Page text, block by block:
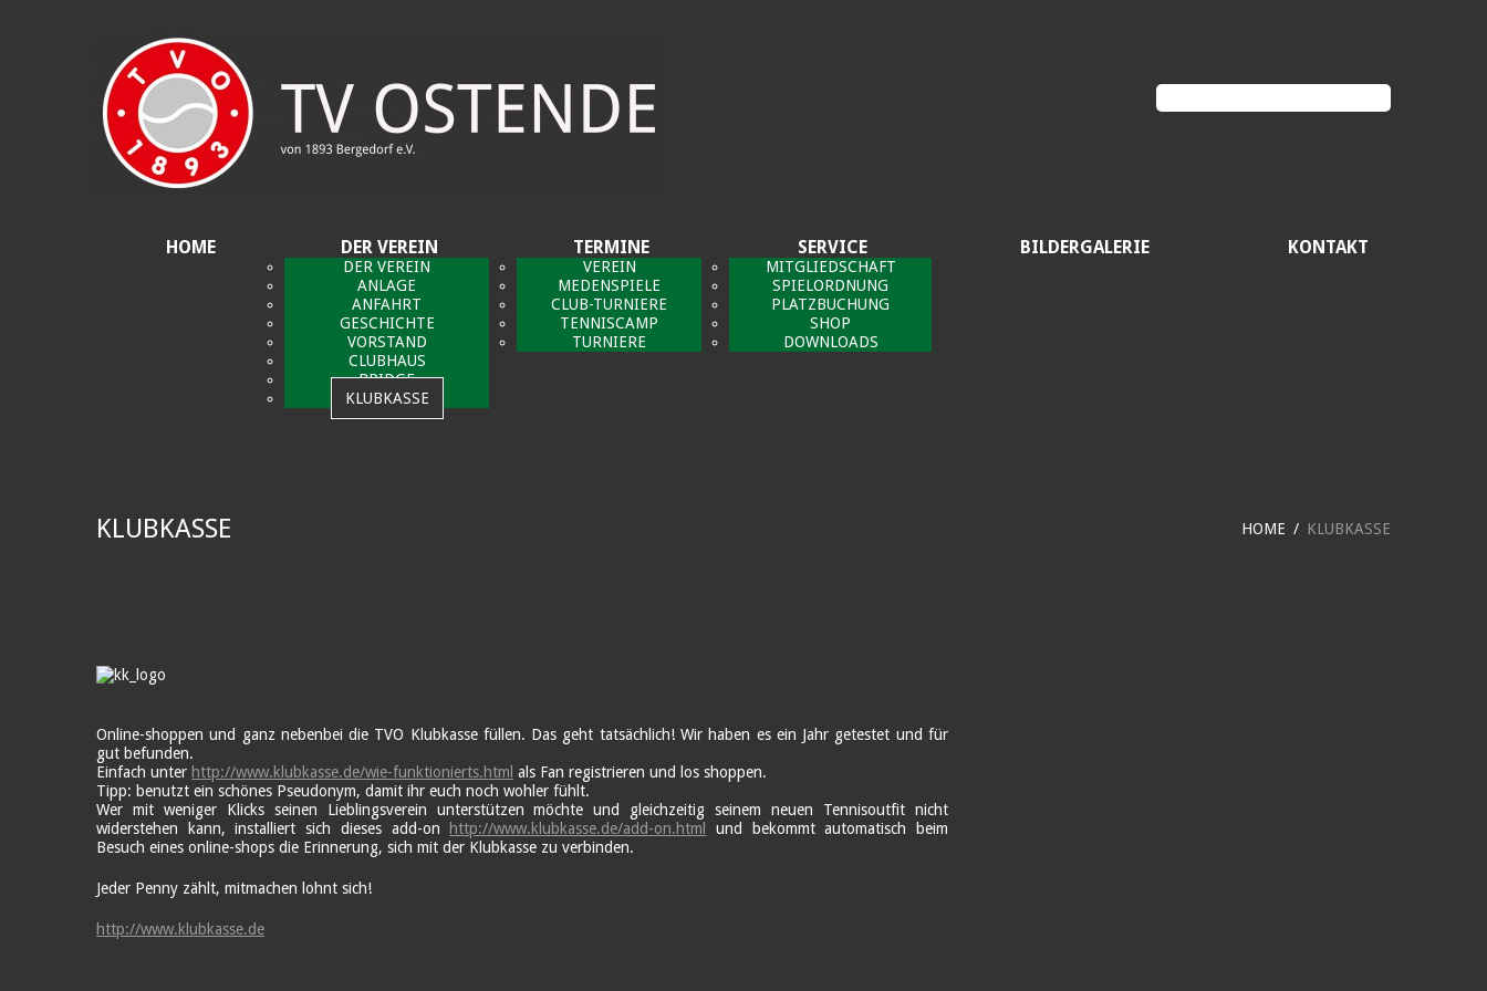
HOME DER VEREIN
DER VEREIN
ANLAGE
ANFAHRT
GESCHICHTE
VORSTAND
CLUBHAUS
BRIDGE
KLUBKASSE
TERMINE
VEREIN
MEDENSPIELE
CLUB-TURNIERE
TENNISCAMP
TURNIERE
SERVICE
MITGLIEDSCHAFT
SPIELORDNUNG
PLATZBUCHUNG
SHOP
DOWNLOADS
BILDERGALERIE KONTAKT
KLUBKASSE HOME KLUBKASSE
Online-shoppen und ganz nebenbei die TVO Klubkasse füllen. Das geht tatsächlich! Wir haben es ein Jahr getestet und für
gut befunden.
Einfach unter http://www.klubkasse.de/wie-funktionierts.html als Fan registrieren und los shoppen.
Tipp: benutzt ein schönes Pseudonym, damit ihr euch noch wohler fühlt.
Wer mit weniger Klicks seinen Lieblingsverein unterstützen möchte und gleichzeitig seinem neuen Tennisoutfit nicht
widerstehen kann, installiert sich dieses add-onhttp://www.klubkasse.de/add-on.html und bekommt automatisch beim
Besuch eines online-shops die Erinnerung, sich mit der Klubkasse zu verbinden.
Jeder Penny zählt, mitmachen lohnt sich!
http://www.klubkasse.de